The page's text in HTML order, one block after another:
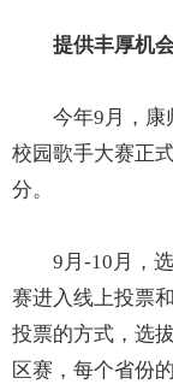
提供丰厚机
今年9月，康
校园歌手大赛正
分。
9月-10月，
赛进入线上投票
投票的方式，选
区赛，每个省份